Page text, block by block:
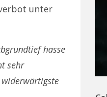
unter
hasse
sehr